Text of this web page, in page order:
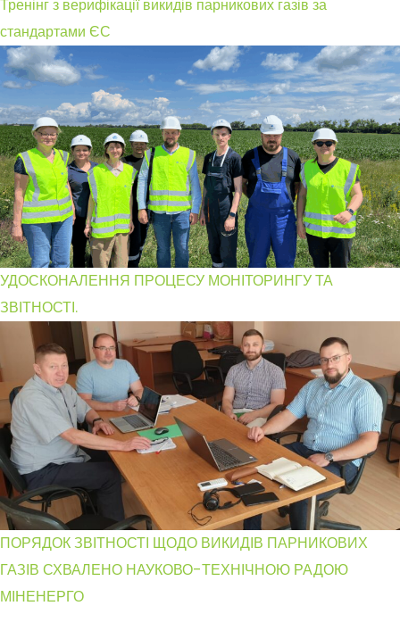
Тренінг з верифікації викидів парникових газів за
стандартами ЄС
УДОСКОНАЛЕННЯ ПРОЦЕСУ МОНІТОРИНГУ ТА
ЗВІТНОСТІ.
ПОРЯДОК ЗВІТНОСТІ ЩОДО ВИКИДІВ ПАРНИКОВИХ
ГАЗІВ СХВАЛЕНО НАУКОВО-ТЕХНІЧНОЮ РАДОЮ
МІНЕНЕРГО